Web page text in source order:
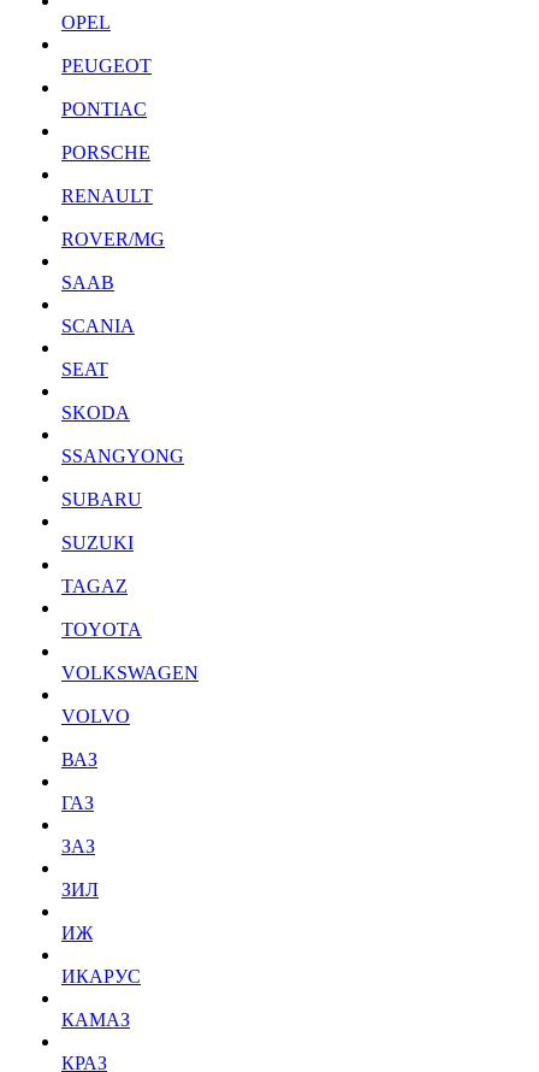
OPEL
PEUGEOT
PONTIAC
PORSCHE
RENAULT
ROVER/MG
SAAB
SCANIA
SEAT
SKODA
SSANGYONG
SUBARU
SUZUKI
TAGAZ
TOYOTA
VOLKSWAGEN
VOLVO
ВАЗ
ГАЗ
ЗАЗ
ЗИЛ
ИЖ
ИКАРУС
КАМАЗ
КРАЗ